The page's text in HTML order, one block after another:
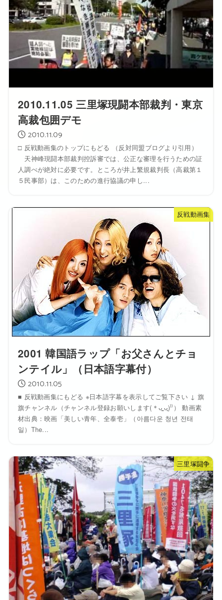
2010.11.05 三里塚現闘本部裁判・東京
高裁包囲デモ
2010.11.09
□ 反戦動画集のトップにもどる （反対同盟ブログより引用）
天神峰現闘本部裁判控訴審では、公正な審理を行うための証
人調べが絶対に必要です。ところが井上繁規裁判長（高裁第１
５民事部）は、このための進行協議の申し...
反戦動画集
2001 韓国語ラップ「お父さんとチョ
ンテイル」（日本語字幕付）
2010.11.05
■ 反戦動画集にもどる ※日本語字幕を表示してご覧下さい ↓ 旗
旗チャンネル（チャンネル登録お願いします(＊ᴗ͈ˬᴗ͈)⁾⁾） 動画素
材出典：映画「美しい青年、全泰壱」（아름다운 청년 전태
일）The...
三里塚闘争